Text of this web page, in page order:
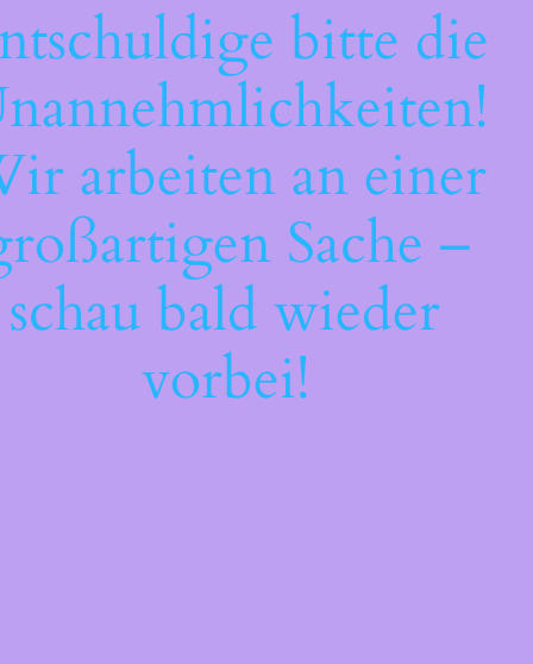
bitte die
arbeiten an einer
Sache –
schau bald wieder
vorbei!